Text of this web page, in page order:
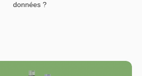
données ?